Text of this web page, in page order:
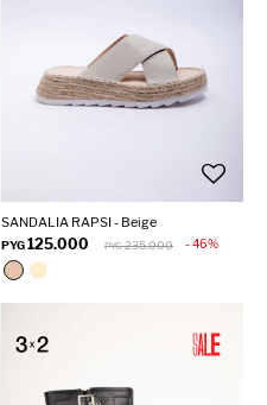
SANDALIA RAPSI - Beige
PYG125.000 PYG 235.000 46